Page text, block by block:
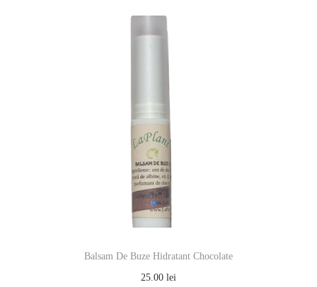
Balsam De Buze Hidratant Chocolate
25.00 lei